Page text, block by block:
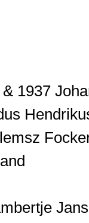
1937